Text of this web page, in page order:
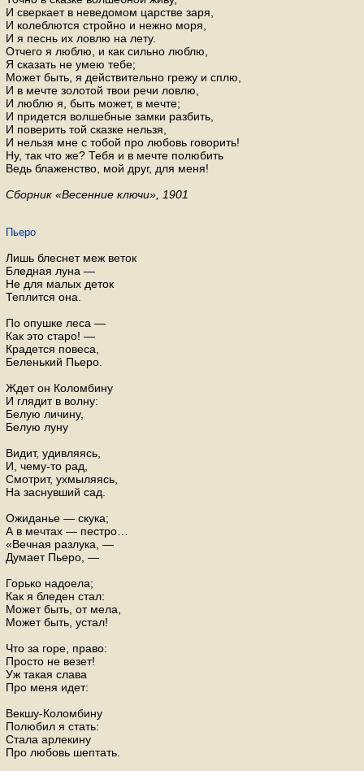
И свер­ка­ет в неве­до­мом цар­стве заря,
И ко­леб­лют­ся строй­но и нежно моря,
И я песнь их ловлю на лету.
От­че­го я люблю, и как силь­но люблю,
Я ска­зать не умею тебе;
Может быть, я дей­стви­тель­но грежу и сплю,
И в мечте зо­ло­той твои речи ловлю,
И люблю я, быть может, в мечте;
И при­дет­ся вол­шеб­ные замки раз­бить,
И по­ве­рить той сказ­ке нель­зя,
И нель­зя мне с тобой про лю­бовь го­во­рить!
Ну, так что же? Тебя и в мечте по­лю­бить
Ведь бла­жен­ство, мой друг, для меня!
Сбор­ник «Ве­сен­ние ключи», 1901
Пьеро
Лишь блеснет меж веток
Бледная луна —
Не для малых деток
Теплится она.
По опушке леса —
Как это старо! —
Крадется повеса,
Беленький Пьеро.
Ждет он Коломбину
И глядит в волну:
Белую личину,
Белую луну
Видит, удивляясь,
И, чему-то рад,
Смотрит, ухмыляясь,
На заснувший сад.
Ожиданье — скука;
А в мечтах — пестро…
«Вечная разлука, —
Думает Пьеро, —
Горько надоела;
Как я бледен стал:
Может быть, от мела,
Может быть, устал!
Что за горе, право:
Просто не везет!
Уж такая слава
Про меня идет:
Векшу-Коломбину
Полюбил я стать:
Стала арлекину
Про любовь шептать.